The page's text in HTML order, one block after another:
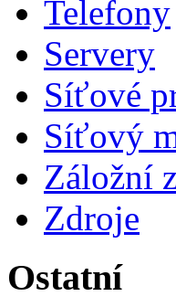
Telefony
Servery
Síťové
Síťový
Záložní
Zdroje
Ostatní